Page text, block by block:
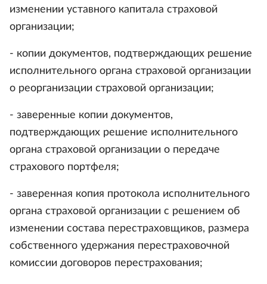
изменении уставного капитала страховой
организации;
- копии документов, подтверждающих решение
исполнительного органа страховой организации
о реорганизации страховой организации;
- заверенные копии документов,
подтверждающих решение исполнительного
органа страховой организации о передаче
страхового портфеля;
- заверенная копия протокола исполнительного
органа страховой организации с решением об
изменении состава перестраховщиков, размера
собственного удержания перестраховочной
комиссии договоров перестрахования;